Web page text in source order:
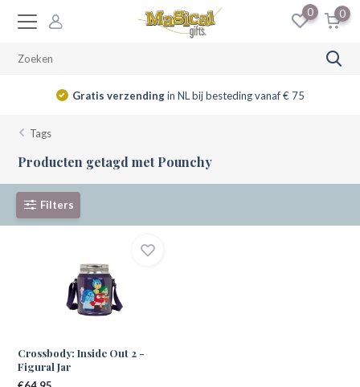
0 0
Gratis verzendingin NL bij besteding vanaf € 75
Tags
Producten getagd met Pounchy
Filters
Crossbody: Inside Out 2 -
Figural Jar